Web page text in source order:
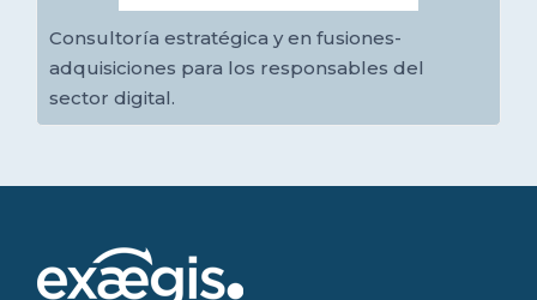
Consultoría estratégica y en fusiones-
adquisiciones para los responsables del
sector digital.